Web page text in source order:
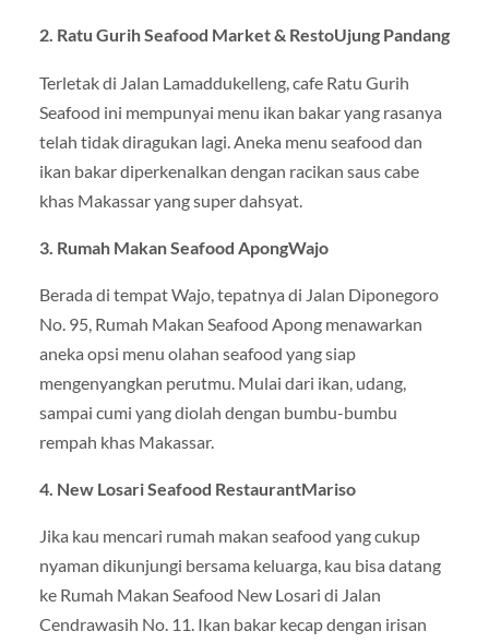
2. Ratu Gurih Seafood Market & RestoUjung Pandang
Terletak di Jalan Lamaddukelleng, cafe Ratu Gurih
Seafood ini mempunyai menu ikan bakar yang rasanya
telah tidak diragukan lagi. Aneka menu seafood dan
ikan bakar diperkenalkan dengan racikan saus cabe
khas Makassar yang super dahsyat.
3. Rumah Makan Seafood ApongWajo
Berada di tempat Wajo, tepatnya di Jalan Diponegoro
No. 95, Rumah Makan Seafood Apong menawarkan
aneka opsi menu olahan seafood yang siap
mengenyangkan perutmu. Mulai dari ikan, udang,
sampai cumi yang diolah dengan bumbu-bumbu
rempah khas Makassar.
4. New Losari Seafood RestaurantMariso
Jika kau mencari rumah makan seafood yang cukup
nyaman dikunjungi bersama keluarga, kau bisa datang
ke Rumah Makan Seafood New Losari di Jalan
Cendrawasih No. 11. Ikan bakar kecap dengan irisan